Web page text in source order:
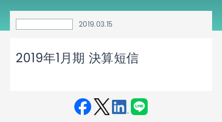
2019.03.15
2019年1月期 決算短信